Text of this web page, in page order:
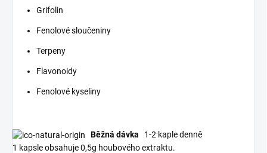
Grifolin
Fenolové sloučeniny
Terpeny
Flavonoidy
Fenolové kyseliny
Běžná dávka 1-2 kaple denně
1 kapsle obsahuje 0,5g houbového extraktu.